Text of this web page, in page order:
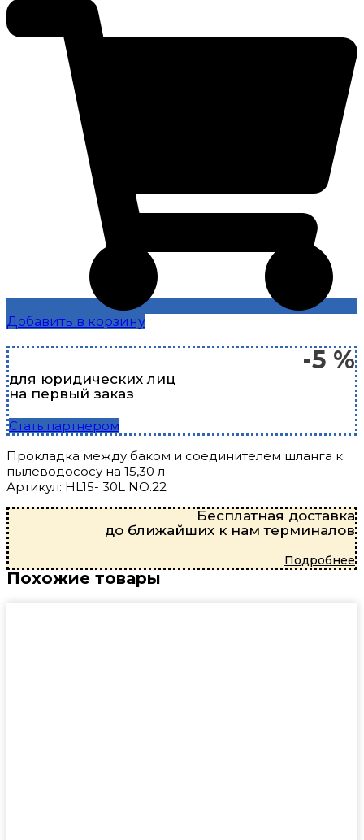
Добавить в корзину
-5 %
для юридических лиц
на первый заказ
Стать партнером
Прокладка между баком и соединителем шланга к
пылеводососу на 15,30 л
Артикул: HL15- 30L NO.22
Бесплатная доставка
до ближайших к нам терминалов
Подробнее
Похожие товары